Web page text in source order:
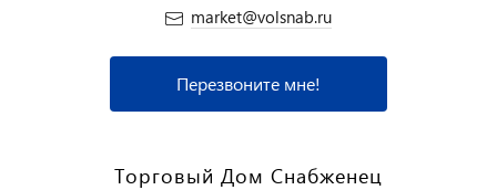
market@volsnab.ru
Перезвоните мне!
Торговый Дом Снабженец